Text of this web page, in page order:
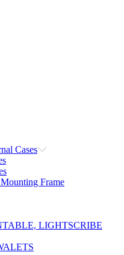
Cases
Frame
LIGHTSCRIBE